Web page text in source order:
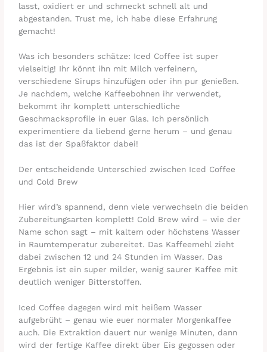
lasst, oxidiert er und schmeckt schnell alt und
abgestanden. Trust me, ich habe diese Erfahrung
gemacht!
Was ich besonders schätze: Iced Coffee ist super
vielseitig! Ihr könnt ihn mit Milch verfeinern,
verschiedene Sirups hinzufügen oder ihn pur genießen.
Je nachdem, welche Kaffeebohnen ihr verwendet,
bekommt ihr komplett unterschiedliche
Geschmacksprofile in euer Glas. Ich persönlich
experimentiere da liebend gerne herum – und genau
das ist der Spaßfaktor dabei!
Der entscheidende Unterschied zwischen Iced Coffee
und Cold Brew
Hier wird’s spannend, denn viele verwechseln die beiden
Zubereitungsarten komplett! Cold Brew wird – wie der
Name schon sagt – mit kaltem oder höchstens Wasser
in Raumtemperatur zubereitet. Das Kaffeemehl zieht
dabei zwischen 12 und 24 Stunden im Wasser. Das
Ergebnis ist ein super milder, wenig saurer Kaffee mit
deutlich weniger Bitterstoffen.
Iced Coffee dagegen wird mit heißem Wasser
aufgebrüht – genau wie euer normaler Morgenkaffee
auch. Die Extraktion dauert nur wenige Minuten, dann
wird der fertige Kaffee direkt über Eis gegossen oder